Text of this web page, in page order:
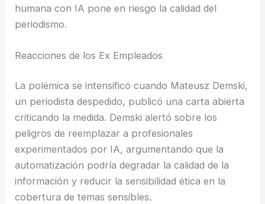
humana con IA pone en riesgo la calidad del
periodismo.
Reacciones de los Ex Empleados
La polémica se intensificó cuando Mateusz Demski,
un periodista despedido, publicó una carta abierta
criticando la medida. Demski alertó sobre los
peligros de reemplazar a profesionales
experimentados por IA, argumentando que la
automatización podría degradar la calidad de la
información y reducir la sensibilidad ética en la
cobertura de temas sensibles.